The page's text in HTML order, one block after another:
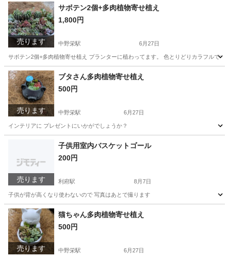
宮城 塩竈市 中野栄駅 その他 多肉植物
売ります
サボテン2個+多肉植物寄せ植え
1,800円
中野栄駅 6月27日
サボテン2個+多肉植物寄せ植え プランターに植わってます。 色とりどりカラフルです
宮城 塩竈市 中野栄駅 家庭用品 サボテン
売ります
ブタさん多肉植物寄せ植え
500円
中野栄駅 6月27日
インテリアに プレゼントにいかがでしょうか？
中野栄駅 その他 多肉植物
売ります
子供用室内バスケットゴール
200円
利府駅 8月7日
子供が背が高くなり使わないので 写真はあとで撮ります
宮城 塩竈市 利府駅 その他 バスケット
売ります
猫ちゃん多肉植物寄せ植え
500円
中野栄駅 6月27日